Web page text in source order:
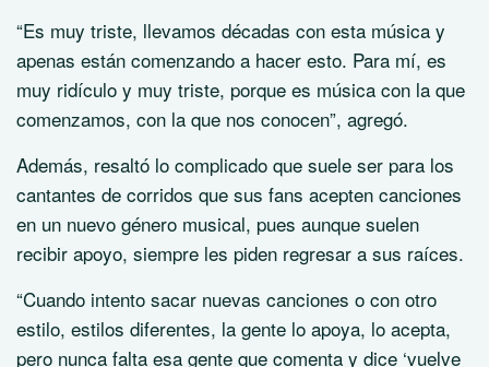
“Es muy triste, llevamos décadas con esta música y
apenas están comenzando a hacer esto. Para mí, es
muy ridículo y muy triste, porque es música con la que
comenzamos, con la que nos conocen”, agregó.
Además, resaltó lo complicado que suele ser para los
cantantes de corridos que sus fans acepten canciones
en un nuevo género musical, pues aunque suelen
recibir apoyo, siempre les piden regresar a sus raíces.
“Cuando intento sacar nuevas canciones o con otro
estilo, estilos diferentes, la gente lo apoya, lo acepta,
pero nunca falta esa gente que comenta y dice ‘vuelve